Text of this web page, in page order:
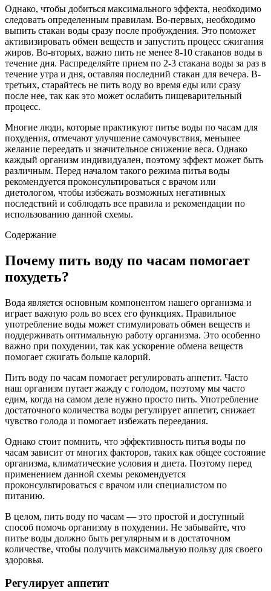
Однако, чтобы добиться максимального эффекта, необходимо
следовать определенным правилам. Во-первых, необходимо
выпить стакан воды сразу после пробуждения. Это поможет
активизировать обмен веществ и запустить процесс сжигания
жиров. Во-вторых, важно пить не менее 8-10 стаканов воды в
течение дня. Распределяйте прием по 2-3 стакана воды за раз в
течение утра и дня, оставляя последний стакан для вечера. В-
третьих, старайтесь не пить воду во время еды или сразу
после нее, так как это может ослабить пищеварительный
процесс.
Многие люди, которые практикуют питье воды по часам для
похудения, отмечают улучшение самочувствия, меньшее
желание переедать и значительное снижение веса. Однако
каждый организм индивидуален, поэтому эффект может быть
различным. Перед началом такого режима питья воды
рекомендуется проконсультироваться с врачом или
диетологом, чтобы избежать возможных негативных
последствий и соблюдать все правила и рекомендации по
использованию данной схемы.
Содержание
Почему пить воду по часам помогает
похудеть?
Вода является основным компонентом нашего организма и
играет важную роль во всех его функциях. Правильное
употребление воды может стимулировать обмен веществ и
поддерживать оптимальную работу организма. Это особенно
важно при похудении, так как ускорение обмена веществ
помогает сжигать больше калорий.
Пить воду по часам помогает регулировать аппетит. Часто
наш организм путает жажду с голодом, поэтому мы часто
едим, когда на самом деле нужно просто пить. Употребление
достаточного количества воды регулирует аппетит, снижает
чувство голода и помогает избежать переедания.
Однако стоит помнить, что эффективность питья воды по
часам зависит от многих факторов, таких как общее состояние
организма, климатические условия и диета. Поэтому перед
применением данной схемы рекомендуется
проконсультироваться с врачом или специалистом по
питанию.
В целом, пить воду по часам — это простой и доступный
способ помочь организму в похудении. Не забывайте, что
питье воды должно быть регулярным и в достаточном
количестве, чтобы получить максимальную пользу для своего
здоровья.
Регулирует аппетит